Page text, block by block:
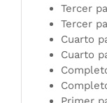
Tercer
Tercer
Cuarto
Cuarto